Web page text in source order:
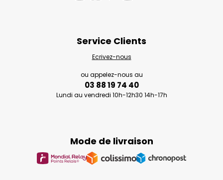
Mode de livraison
Service Clients
Ecrivez-nous
ou appelez-nous au
03 88 19 74 40
Lundi au vendredi 10h-12h30 14h-17h